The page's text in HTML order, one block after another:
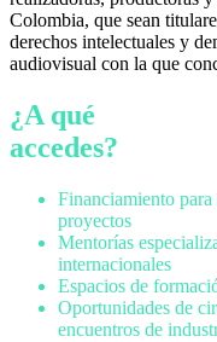
Colombia, que sean
derechos intelectuales y
audiovisual con la que
¿A qué
accedes?
Financiamiento
proyectos
Mentorías
internacionales
Espacios de
Oportunidades de
encuentros de